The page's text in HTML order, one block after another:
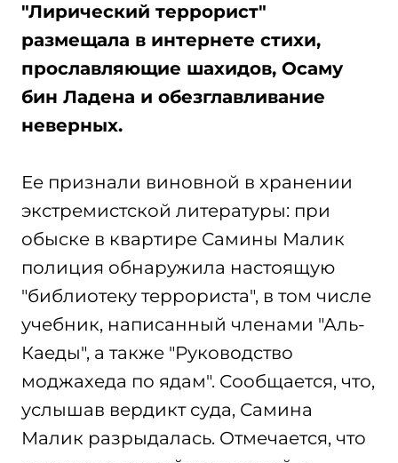
"Лирический террорист"
размещала в интернете стихи,
прославляющие шахидов, Осаму
бин Ладена и обезглавливание
неверных.
Ее признали виновной в хранении
экстремистской литературы: при
обыске в квартире Самины Малик
полиция обнаружила настоящую
"библиотеку террориста", в том числе
учебник, написанный членами "Аль-
Каеды", а также "Руководство
моджахеда по ядам". Сообщается, что,
услышав вердикт суда, Самина
Малик разрыдалась. Отмечается, что